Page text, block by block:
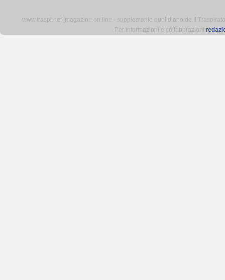
www.traspi.net [magazine on line - supplemento quotidiano de Il
Per informazioni e collaborazioni